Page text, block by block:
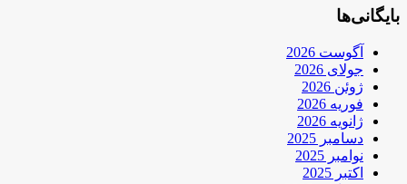
بایگانی‌ها
آگوست 2026
جولای 2026
ژوئن 2026
فوریه 2026
ژانویه 2026
دسامبر 2025
نوامبر 2025
اکتبر 2025